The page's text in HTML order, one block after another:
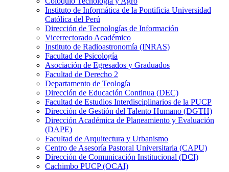
Instituto de Informática de la Pontificia Universidad
Católica del Perú
Dirección de Tecnologías de Información
Vicerrectorado Académico
Instituto de Radioastronomía (INRAS)
Facultad de Psicología
Asociación de Egresados y Graduados
Facultad de Derecho 2
Departamento de Teología
Dirección de Educación Continua (DEC)
Facultad de Estudios Interdisciplinarios de la PUCP
Dirección de Gestión del Talento Humano (DGTH)
Dirección Académica de Planeamiento y Evaluación
(DAPE)
Facultad de Arquitectura y Urbanismo
Centro de Asesoría Pastoral Universitaria (CAPU)
Dirección de Comunicación Institucional (DCI)
Cachimbo PUCP (OCAI)